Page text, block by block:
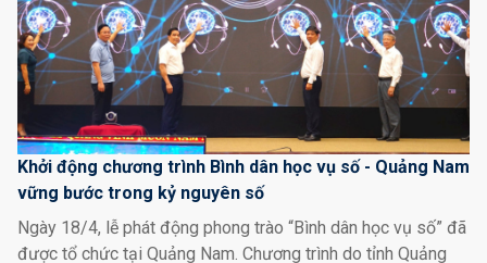
Khởi động chương trình Bình dân học vụ số - Quảng Nam
vững bước trong kỷ nguyên số
Ngày 18/4, lễ phát động phong trào “Bình dân học vụ số” đã
được tổ chức tại Quảng Nam. Chương trình do tỉnh Quảng